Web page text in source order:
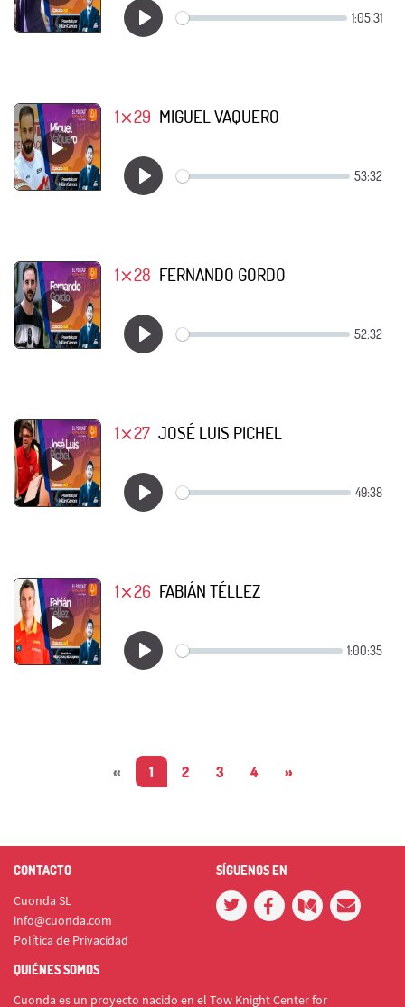
1⨯29 MIGUEL VAQUERO
1⨯28 FERNANDO GORDO
1⨯27 JOSÉ LUIS PICHEL
1⨯26 FABIÁN TÉLLEZ
« 1 2 3 4 »
CONTACTO
Cuonda SL
info@cuonda.com
Política de Privacidad
SÍGUENOS EN
QUIÉNES SOMOS
Cuonda es un proyecto nacido en el Tow Knight Center for